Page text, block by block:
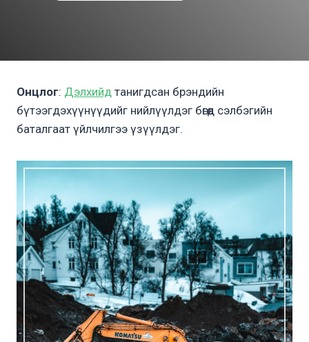
Онцлог: Дэлхийд танигдсан брэндийн
бүтээгдэхүүнүүдийг нийлүүлдэг бөгөөд сэлбэгийн
баталгаат үйлчилгээ үзүүлдэг.